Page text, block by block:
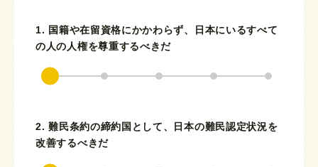
1. 国籍や在留資格にかかわらず、日本にいるすべて
の人の人権を尊重するべきだ
2. 難民条約の締約国として、日本の難民認定状況を
改善するべきだ